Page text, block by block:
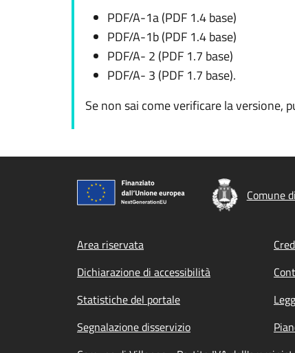
PDF/A-1a (PDF 1.4 base)
PDF/A-1b (PDF 1.4 base)
PDF/A- 2 (PDF 1.7 base)
PDF/A- 3 (PDF 1.7 base).
Se non sai come verificare la versione,
Comune
Footer menu
Area riservata
Dichiarazione di accessibilità
Statistiche del portale
Segnalazione disservizio